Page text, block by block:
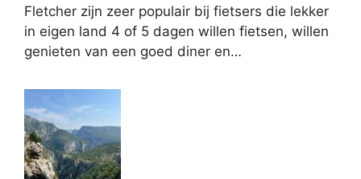
Fletcher zijn zeer populair bij fietsers die lekker
in eigen land 4 of 5 dagen willen fietsen, willen
genieten van een goed diner en…